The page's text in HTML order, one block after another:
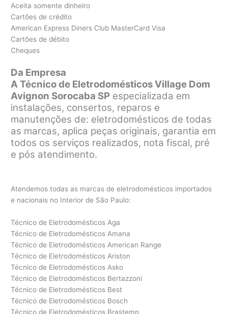
Aceita somente dinheiro
Cartões de crédito
American Express Diners Club MasterCard Visa
Cartões de débito
Cheques
Da Empresa
A Técnico de Eletrodomésticos Village Dom
Avignon Sorocaba SP especializada em
instalações, consertos, reparos e
manutenções de: eletrodomésticos de todas
as marcas, aplica peças originais, garantia em
todos os serviços realizados, nota fiscal, pré
e pós atendimento.
Atendemos todas as marcas de eletrodomésticos importados
e nacionais no Interior de São Paulo:
Técnico de Eletrodomésticos Aga
Técnico de Eletrodomésticos Amana
Técnico de Eletrodomésticos American Range
Técnico de Eletrodomésticos Ariston
Técnico de Eletrodomésticos Asko
Técnico de Eletrodomésticos Bertazzoni
Técnico de Eletrodomésticos Best
Técnico de Eletrodomésticos Bosch
Técnico de Eletrodomésticos Brastemp